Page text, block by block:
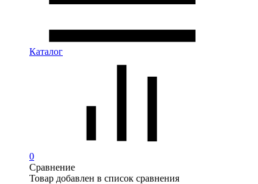
Каталог
0
Сравнение
Товар добавлен в список сравнения